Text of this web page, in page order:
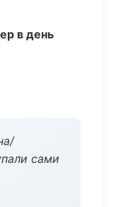
в день
сами